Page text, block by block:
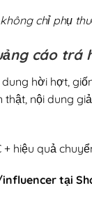
chỉ phụ
cáo trá
hời hợt,
nội dung
hiệu quả
tại